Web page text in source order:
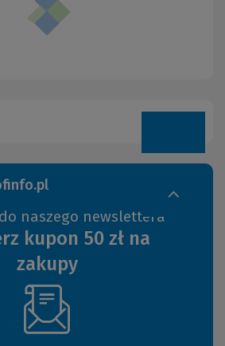
naszego newslettera
kupon 50 zł na
zakupy
(Nowe
okno)